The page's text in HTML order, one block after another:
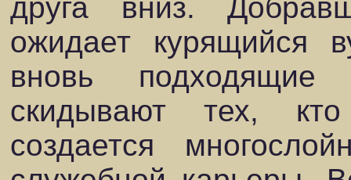
друга вниз.
ожидает курящийся
вновь
скидывают тех,
создается